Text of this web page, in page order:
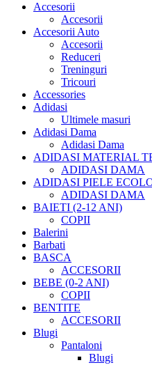
Accesorii
Accesorii
Accesorii Auto
Accesorii
Reduceri
Treninguri
Tricouri
Accessories
Adidasi
Ultimele masuri
Adidasi Dama
Adidasi Dama
ADIDASI MATERIAL
ADIDASI DAMA
ADIDASI PIELE
ADIDASI DAMA
BAIETI (2-12 ANI)
COPII
Balerini
Barbati
BASCA
ACCESORII
BEBE (0-2 ANI)
COPII
BENTITE
ACCESORII
Blugi
Pantaloni
Blugi